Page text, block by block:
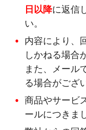
日以降に返信
い。
内容により、
しかねる場合
また、メール
る場合がござ
商品やサービ
ールにつきま